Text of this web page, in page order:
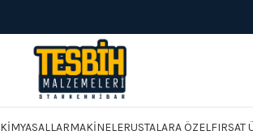
KIMYASALLARMAKINELERUSTALARA ÖZELFIRSAT